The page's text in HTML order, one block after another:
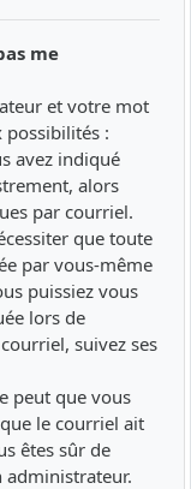
me
et votre mot
possibilités :
avez indiqué
alors
par courriel.
que toute
par vous-même
puissiez vous
lors de
suivez ses
peut que vous
le courriel ait
êtes sûr de
administrateur.